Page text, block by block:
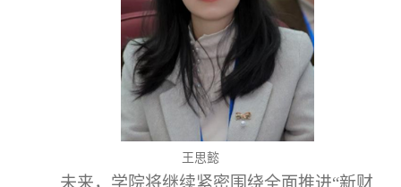
王思懿
未来，学院将继续紧密围绕全面推进“新财